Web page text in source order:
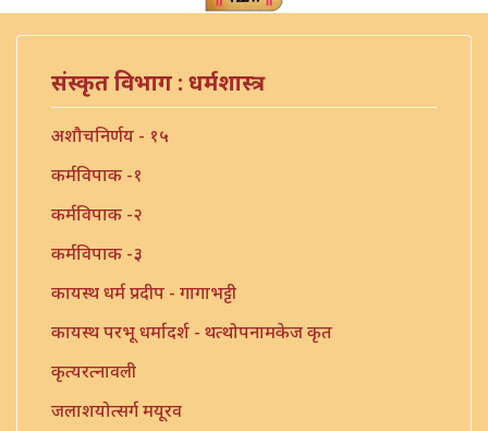
संस्कृत विभाग : धर्मशास्त्र
अशौचनिर्णय - १५
कर्मविपाक -१
कर्मविपाक -२
कर्मविपाक -३
कायस्थ धर्म प्रदीप - गागाभट्टी
कायस्थ परभू धर्मादर्श - थत्थोपनामकेज कृत
कृत्यरत्नावली
जलाशयोत्सर्ग मयूरव